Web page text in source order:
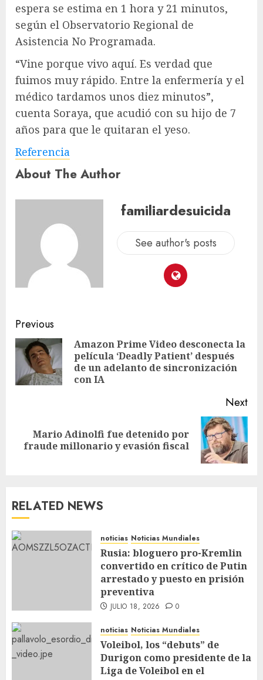
espera se estima en 1 hora y 21 minutos,
según el Observatorio Regional de
Asistencia No Programada.
“Vine porque vivo aquí. Es verdad que
fuimos muy rápido. Entre la enfermería y el
médico tardamos unos diez minutos”,
cuenta Soraya, que acudió con su hijo de 7
años para que le quitaran el yeso.
Referencia
About The Author
familiardesuicida
See author's posts
Previous
Amazon Prime Video desconecta la
película ‘Deadly Patient’ después
de un adelanto de sincronización
con IA
Next
Mario Adinolfi fue detenido por
fraude millonario y evasión fiscal
RELATED NEWS
noticias Noticias Mundiales
Rusia: bloguero pro-Kremlin
convertido en crítico de Putin
arrestado y puesto en prisión
preventiva
JULIO 18, 2026 0
noticias Noticias Mundiales
Voleibol, los “debuts” de
Durigon como presidente de la
Liga de Voleibol en el